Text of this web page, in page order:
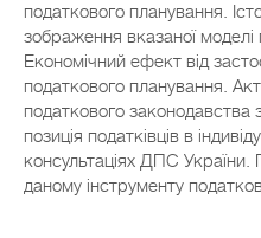
податкового планування.
зображення вказаної
Економічний ефект від
податкового планування.
податкового законодавства
позиція податківців в
консультаціях ДПС України.
даному інструменту